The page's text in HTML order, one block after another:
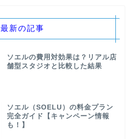
最新の記事
ソエルの費用対効果は？リアル店
舗型スタジオと比較した結果
ソエル（SOELU）の料金プラン
完全ガイド【キャンペーン情報
も！】